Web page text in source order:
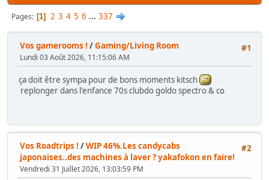
Pages 1 2 3 4 5 6 ... 337
#1
Vos gamerooms ! /Gaming/Living Room
Lundi 03 Août 2026, 11:15:06 AM
ça doit être sympa pour de bons moments kitsch
replonger dans l'enfance 70s clubdo goldo spectro & co
#2
Vos Roadtrips ! /WIP 46%.Les candycabs
japonaises..des machines à laver ? yakafokon en faire!
Vendredi 31 Juillet 2026, 13:03:59 PM